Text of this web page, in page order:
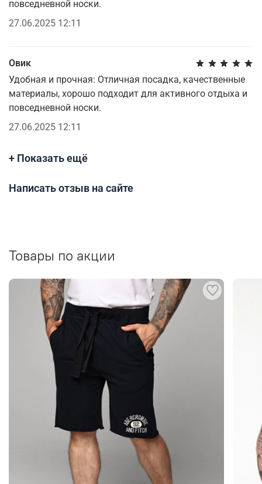
повседневной носки.
27.06.2025 12:11
Овик
Удобная и прочная: Отличная посадка, качественные
материалы, хорошо подходит для активного отдыха и
повседневной носки.
27.06.2025 12:11
+ Показать ещё
Написать отзыв на сайте
Товары по акции